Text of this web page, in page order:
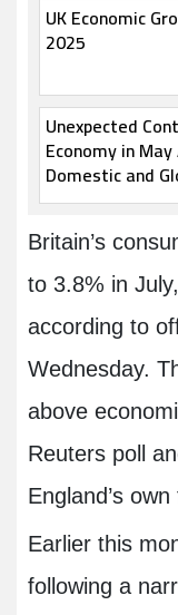
UK Economic
2025
Unexpected
Economy in
Domestic and
Britain’s
to 3.8% in
according to
Wednesday.
above
Reuters poll
England’s
Earlier this
following a